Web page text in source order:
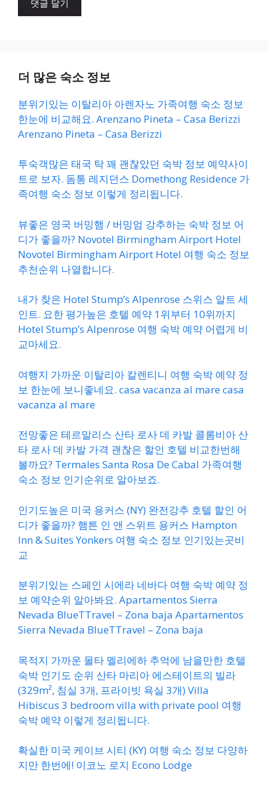
더 많은 숙소 정보
분위기있는 이탈리아 아렌자노 가족여행 숙소 정보
한눈에 비교해요. Arenzano Pineta – Casa Berizzi
Arenzano Pineta – Casa Berizzi
투숙객많은 태국 탁 꽤 괜찮았던 숙박 정보 예약사이
트로 보자. 돔통 레지던스 Domethong Residence 가
족여행 숙소 정보 이렇게 정리됩니다.
뷰좋은 영국 버밍햄 / 버밍엄 강추하는 숙박 정보 어
디가 좋을까? Novotel Birmingham Airport Hotel
Novotel Birmingham Airport Hotel 여행 숙소 정보
추천순위 나열합니다.
내가 찾은 Hotel Stump’s Alpenrose 스위스 알트 세
인트. 요한 평가높은 호텔 예약 1위부터 10위까지
Hotel Stump’s Alpenrose 여행 숙박 예약 어렵게 비
교마세요.
여행지 가까운 이탈리아 칼렌티니 여행 숙박 예약 정
보 한눈에 보니좋네요. casa vacanza al mare casa
vacanza al mare
전망좋은 테르말리스 산타 로사 데 카발 콜롬비아 산
타 로사 데 카발 가격 괜찮은 할인 호텔 비교한번해
볼까요? Termales Santa Rosa De Cabal 가족여행
숙소 정보 인기순위로 알아보죠.
인기도높은 미국 용커스 (NY) 완전강추 호텔 할인 어
디가 좋을까? 햄튼 인 앤 스위트 용커스 Hampton
Inn & Suites Yonkers 여행 숙소 정보 인기있는곳비
교
분위기있는 스페인 시에라 네바다 여행 숙박 예약 정
보 예약순위 알아봐요. Apartamentos Sierra
Nevada BlueTTravel – Zona baja Apartamentos
Sierra Nevada BlueTTravel – Zona baja
목적지 가까운 몰타 멜리에하 추억에 남을만한 호텔
숙박 인기도 순위 산타 마리아 에스테이트의 빌라
(329m², 침실 3개, 프라이빗 욕실 3개) Villa
Hibiscus 3 bedroom villa with private pool 여행
숙박 예약 이렇게 정리됩니다.
확실한 미국 케이브 시티 (KY) 여행 숙소 정보 다양하
지만 한번에! 이코노 로지 Econo Lodge